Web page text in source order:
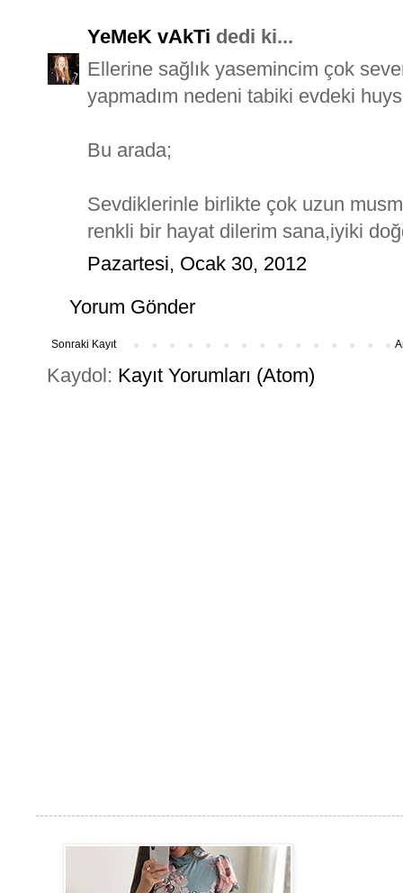
YeMeK vAkTi dedi ki...
Ellerine sağlık yasemincim çok
yapmadım nedeni tabiki evdeki
Bu arada;
Sevdiklerinle birlikte çok uzun
renkli bir hayat dilerim sana,iyiki
Pazartesi, Ocak 30, 2012
Yorum Gönder
Sonraki Kayıt
Kaydol: Kayıt Yorumları (Atom)